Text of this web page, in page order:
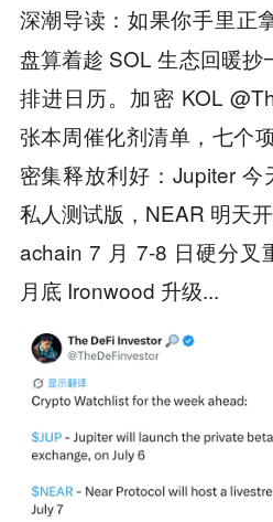
深潮导读： 如果你手里正
盘算着趁 SOL 生态回暖
排进日历。加密 KOL
张本周催化剂清单，七个
密集释放利好：Jupiter
私人测试版，NEAR 明天
achain 7 月 7-8 日硬分叉
月底 Ironwood 升级...